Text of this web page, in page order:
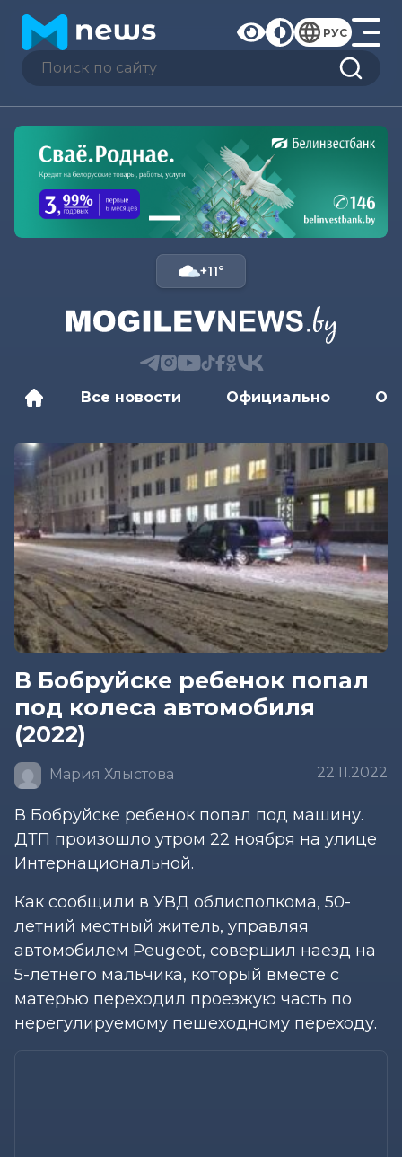
РУС
+11°
Все новости Официально
В Бобруйске ребенок попал
под колеса автомобиля
(2022)
Мария Хлыстова 22.11.2022
В Бобруйске ребенок попал под машину.
ДТП произошло утром 22 ноября на улице
Интернациональной.
Как сообщили в УВД облисполкома, 50-
летний местный житель, управляя
автомобилем Peugeot, совершил наезд на
5-летнего мальчика, который вместе с
матерью переходил проезжую часть по
нерегулируемому пешеходному переходу.